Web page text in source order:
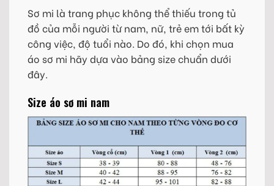
Sơ mi là trang phục không thể thiếu trong tủ
đồ của mỗi người từ nam, nữ, trẻ em tới bất kỳ
công việc, độ tuổi nào. Do đó, khi chọn mua
áo sơ mi hãy dựa vào bảng size chuẩn dưới
đây.
Size áo sơ mi nam